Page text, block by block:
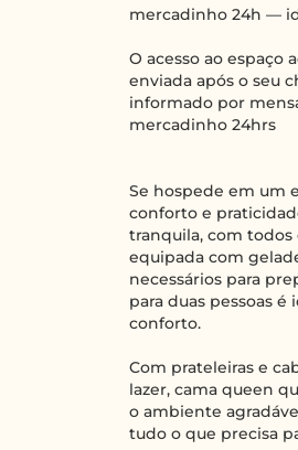
mercadinho 24h —
O acesso ao espaço
enviada após o seu
informado por
mercadinho 24hrs
Se hospede em um
conforto e
tranquila, com todos
equipada com
necessários para
para duas pessoas
conforto.
Com prateleiras e
lazer, cama queen
o ambiente
tudo o que precisa